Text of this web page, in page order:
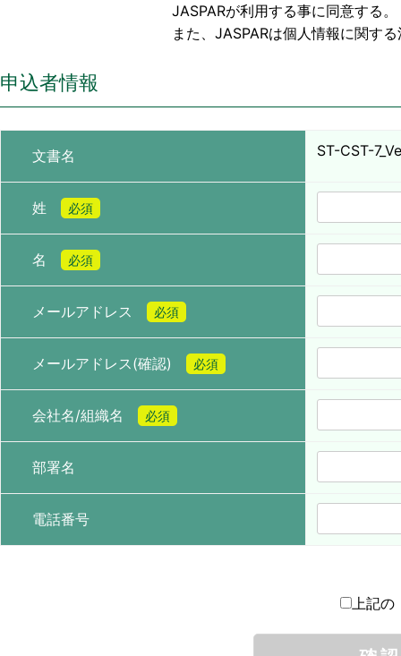
JASPARが利用する事に同意する。
また、JASPARは個人情報に関する法令およ
申込者情報
文書名 ST-CST-
姓 必須
名 必須
メールアドレス 必須
メールアドレス(確認) 必須
会社名/組織名 必須
部署名
電話番号
上記の